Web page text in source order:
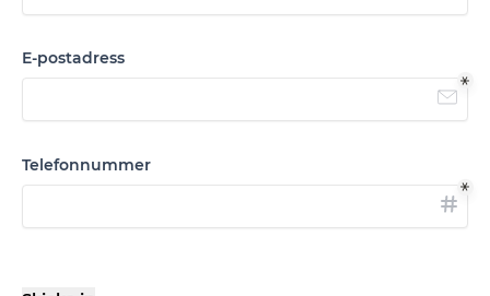
E-postadress
Telefonnummer